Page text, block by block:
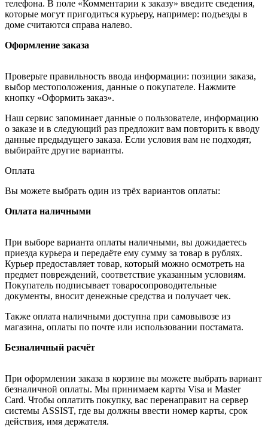
телефона. В поле «Комментарии к заказу» введите сведения,
которые могут пригодиться курьеру, например: подъезды в
доме считаются справа налево.
Оформление заказа
Проверьте правильность ввода информации: позиции заказа,
выбор местоположения, данные о покупателе. Нажмите
кнопку «Оформить заказ».
Наш сервис запоминает данные о пользователе, информацию
о заказе и в следующий раз предложит вам повторить к вводу
данные предыдущего заказа. Если условия вам не подходят,
выбирайте другие варианты.
Оплата
Вы можете выбрать один из трёх вариантов оплаты:
Оплата наличными
При выборе варианта оплаты наличными, вы дожидаетесь
приезда курьера и передаёте ему сумму за товар в рублях.
Курьер предоставляет товар, который можно осмотреть на
предмет повреждений, соответствие указанным условиям.
Покупатель подписывает товаросопроводительные
документы, вносит денежные средства и получает чек.
Также оплата наличными доступна при самовывозе из
магазина, оплаты по почте или использовании постамата.
Безналичный расчёт
При оформлении заказа в корзине вы можете выбрать вариант
безналичной оплаты. Мы принимаем карты Visa и Master
Card. Чтобы оплатить покупку, вас перенаправит на сервер
системы ASSIST, где вы должны ввести номер карты, срок
действия, имя держателя.